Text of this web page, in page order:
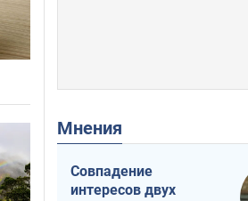
Мнения
Совпадение
интересов двух